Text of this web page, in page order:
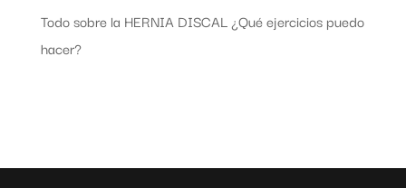
Todo sobre la HERNIA DISCAL ¿Qué ejercicios puedo
hacer?